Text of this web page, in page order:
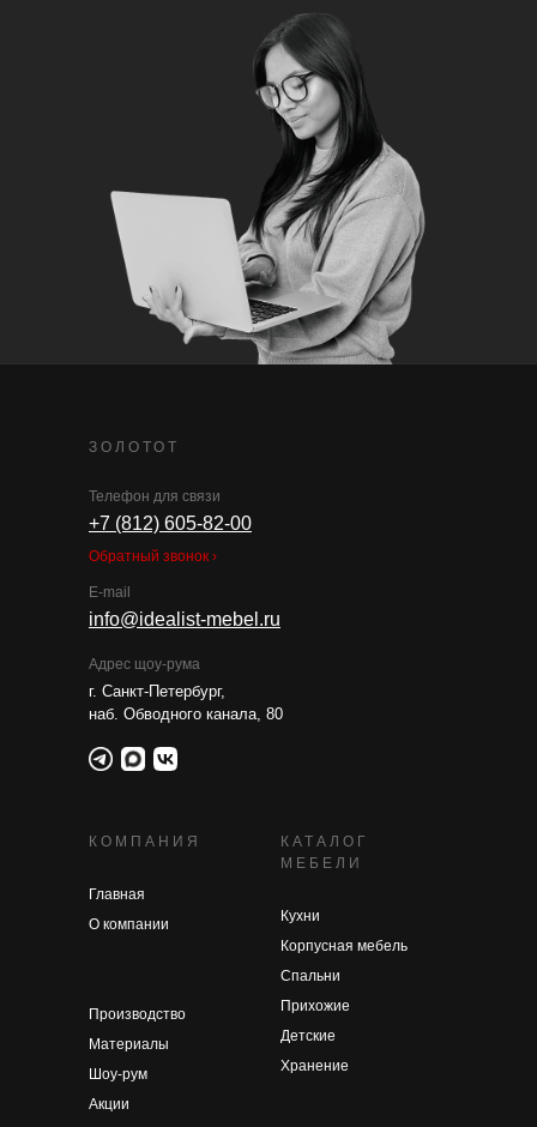
КАТАЛОГ
МЕБЕЛИ
ЗОЛОТОТ
Кухни
Детские
Спальни
Корпусная мебель
Хранение
Прихожие
+7 (812) 605-82-00
info@idealist-mebel.ru
Телефон для связи
E-mail
Адрес щоу-рума
Обратный звонок ›
г. Санкт-Петербург,
наб. Обводного канала, 80
КОМПАНИЯ
Главная
Шоу-рум
О компании
Производство
Акции
Материалы